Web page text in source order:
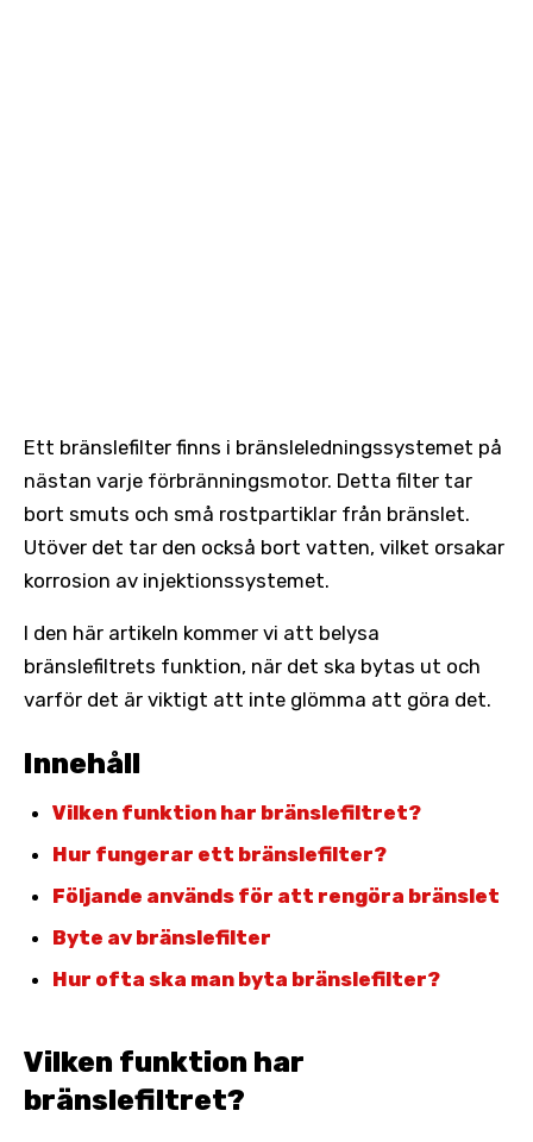
Ett bränslefilter finns i bränsleledningssystemet på
nästan varje förbränningsmotor. Detta filter tar
bort smuts och små rostpartiklar från bränslet.
Utöver det tar den också bort vatten, vilket orsakar
korrosion av injektionssystemet.
I den här artikeln kommer vi att belysa
bränslefiltrets funktion, när det ska bytas ut och
varför det är viktigt att inte glömma att göra det.
Innehåll
Vilken funktion har bränslefiltret?
Hur fungerar ett bränslefilter?
Följande används för att rengöra bränslet
Byte av bränslefilter
Hur ofta ska man byta bränslefilter?
Vilken funktion har
bränslefiltret?